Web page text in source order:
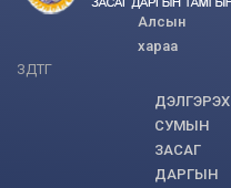
ЗДТГ
Алсын
хараа
ДЭЛГЭРЭХ
СУМЫН
ЗАСАГ
ДАРГЫН